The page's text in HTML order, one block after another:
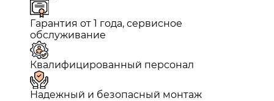
Гарантия от 1 года, сервисное
обслуживание
Квалифицированный персонал
Надежный и безопасный монтаж